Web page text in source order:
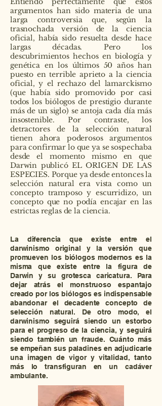
argumentos han sido materia de una
larga controversia que, según la
trasnochada versión de la ciencia
oficial, había sido resuelta desde hace
largas décadas. Pero los
descubrimientos hechos en biología y
genética en los últimos 50 años han
puesto en terrible aprieto a la ciencia
oficial, y el rechazo del lamarckismo
(que había sido promovido por casi
todos los biólogos de prestigio durante
más de un siglo) se antoja cada día más
insostenible. Por contraste, los
detractores de la selección natural
tienen ahora poderosos argumentos
para confirmar lo que ya se sospechaba
desde el momento mismo en que
Darwin publicó EL ORIGEN DE LAS
ESPECIES. Porque ya desde entonces la
selección natural era vista como un
concepto tramposo y escurridizo, un
concepto que no podía encajar en las
estrictas reglas de la ciencia.
La diferencia que existe entre el
darwinismo original y la versión que
promueven los biólogos modernos es la
misma que existe entre la figura de
Darwin y su grotesca caricatura. Para
dejar atrás el monstruoso espantajo
creado por los biólogos es indispensable
abandonar el decadente concepto de
selección natural. De otro modo, el
darwinismo seguirá siendo un estorbo
para el progreso de la ciencia, y seguirá
siendo también un fraude. Cuánto más
se empeñan sus paladines en adjudicarle
una imagen de vigor y vitalidad, tanto
más lo transfiguran en un cadáver
ambulante.